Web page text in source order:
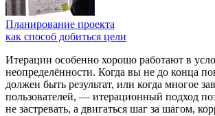
Планирование проекта
как способ добиться цели
Итерации особенно хорошо работают в
неопределённости. Когда вы не до конца
должен быть результат, или когда многое
пользователей, — итерационный подход
не застревать, а двигаться шаг за шагом,